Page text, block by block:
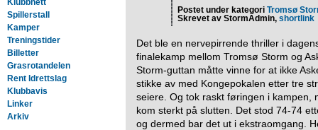
Klubbnett
Spillerstall
Kamper
Treningstider
Billetter
Grasrotandelen
Rent Idrettslag
Klubbavis
Linker
Arkiv
Postet under kategoriTromsø
Skrevet av StormAdmin,shortlink
Det ble en nervepirrende thriller i
finalekamp mellom Tromsø Storm og
Storm-guttan måtte vinne for at ikke
stikke av med Kongepokalen etter tre
seiere. Og tok raskt føringen i kampen,
kom sterkt på slutten. Det stod 74-74
og dermed bar det ut i ekstraomgang.